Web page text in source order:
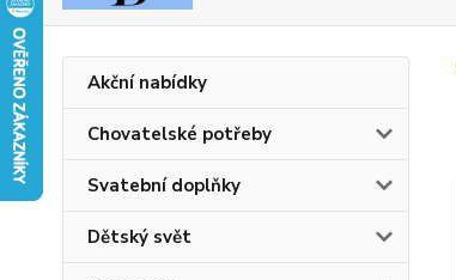
Akční nabídky
Chovatelské potřeby
Svatební doplňky
Dětský svět